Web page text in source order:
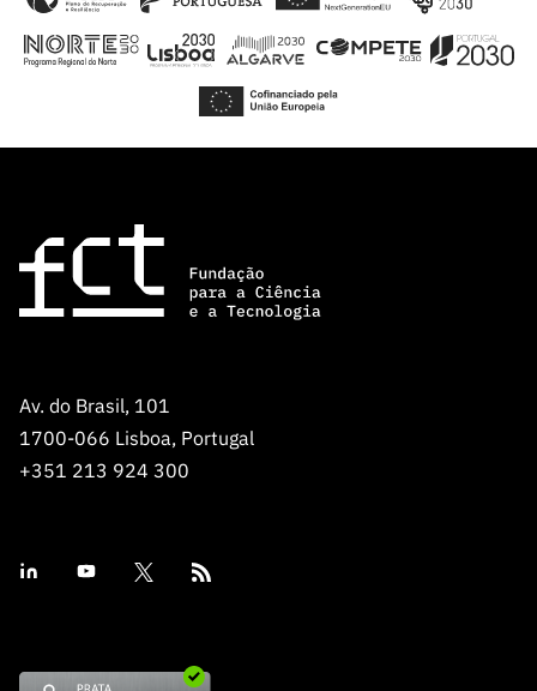
Av. do Brasil, 101
1700-066 Lisboa, Portugal
+351 213 924 300